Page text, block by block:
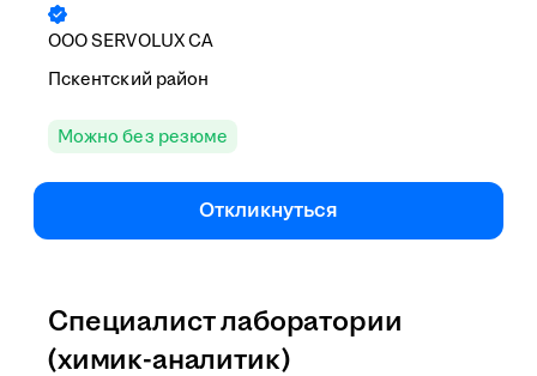
ОООSERVOLUX CA
Пскентский район
Можно без резюме
Откликнуться
Специалист лаборатории
(химик-аналитик)